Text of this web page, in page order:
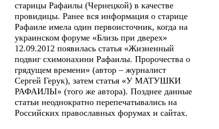
старицы Рафаилы (Чернецкой) в качестве
провидицы. Ранее вся информация о старице
Рафаиле имела один первоисточник, когда на
украинском форуме «Близь при дверех»
12.09.2012 появилась статья «Жизненный
подвиг схимонахини Рафаилы. Пророчества о
грядущем времени» (автор – журналист
Сергей Герук), затем статья «У МАТУШКИ
РАФАИЛЫ» (того же автора). Позднее данные
статьи неоднократно перепечатывались на
Российских православных форумах и сайтах.